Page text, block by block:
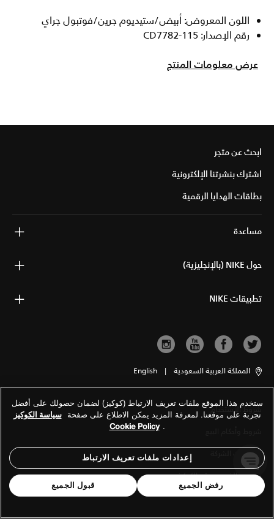
اللون المعروض: أبيض/ستيديوم جرين/فوتبول جراي
رقم الإصدار: CD7782-115
عرض معلومات المنتج
ابحث عن متجر
اشترك بنشرتنا الإلكترونية
بطاقات الهدايا الرقمية
مساعدة
حول NIKE (بالإنجليزية)
تطبيقات NIKE
المملكة العربية السعودية |
English
شروط الاستخدام
معلومات الشركة
سياسة الخصوصية والكوكيز
ستخدم هذا الموقع ملفات تعريف الارتباط (كوكيز) لضمان حصولك على أفضل
تجربة على موقعنا. لمعرفة المزيد يمكن الاطلاع على صفحة سياسة الكوكيز
.
Cookie Policy
إعدادات ملفات تعريف الارتباط
رفض الجميع قبول الجميع